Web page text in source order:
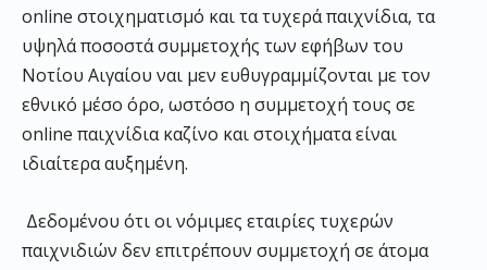
online στοιχηματισμό και τα τυχερά παιχνίδια, τα
υψηλά ποσοστά συμμετοχής των εφήβων του
Νοτίου Αιγαίου ναι μεν ευθυγραμμίζονται με τον
εθνικό μέσο όρο, ωστόσο η συμμετοχή τους σε
online παιχνίδια καζίνο και στοιχήματα είναι
ιδιαίτερα αυξημένη.
Δεδομένου ότι οι νόμιμες εταιρίες τυχερών
παιχνιδιών δεν επιτρέπουν συμμετοχή σε άτομα